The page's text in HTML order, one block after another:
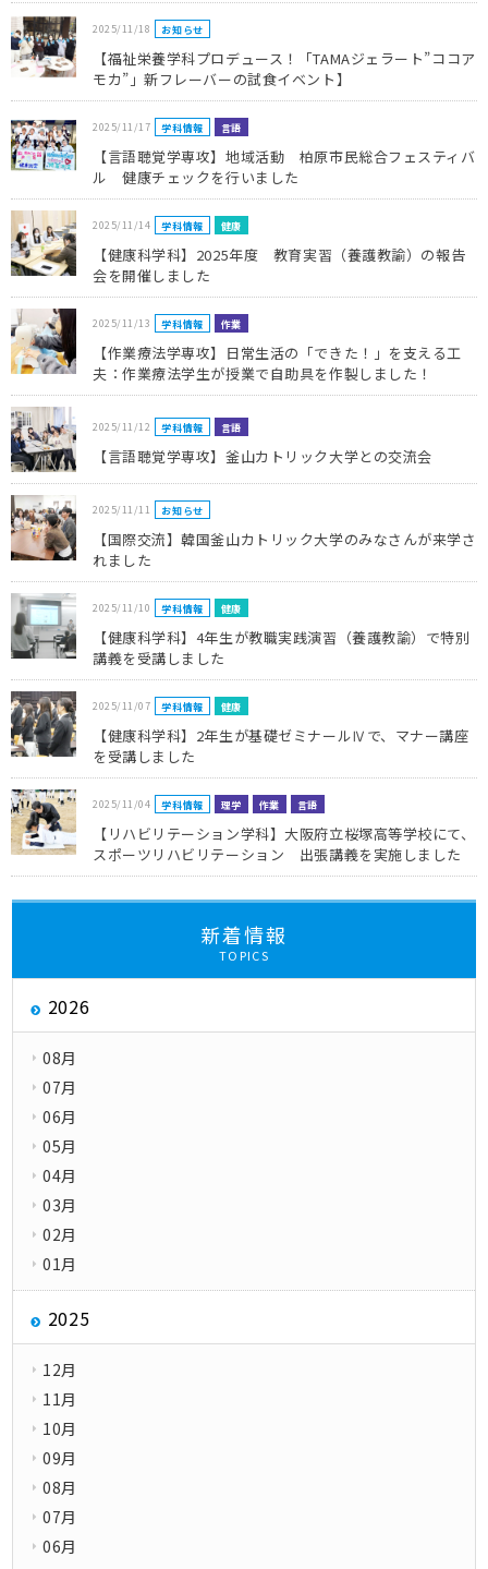
2025/11/18 お知らせ
【福祉栄養学科プロデュース！「TAMAジェラート”ココア
モカ”」新フレーバーの試食イベント】
2025/11/17 学科情報 言語
【言語聴覚学専攻】地域活動 柏原市民総合フェスティバ
ル 健康チェックを行いました
2025/11/14 学科情報 健康
【健康科学科】2025年度 教育実習（養護教諭）の報告
会を開催しました
2025/11/13 学科情報 作業
【作業療法学専攻】日常生活の「できた！」を支える工
夫：作業療法学生が授業で自助具を作製しました！
2025/11/12 学科情報 言語
【言語聴覚学専攻】釜山カトリック大学との交流会
2025/11/11 お知らせ
【国際交流】韓国釜山カトリック大学のみなさんが来学さ
れました
2025/11/10 学科情報 健康
【健康科学科】4年生が教職実践演習（養護教諭）で特別
講義を受講しました
2025/11/07 学科情報 健康
【健康科学科】2年生が基礎ゼミナールⅣで、マナー講座
を受講しました
2025/11/04 学科情報 理学 作業 言語
【リハビリテーション学科】大阪府立桜塚高等学校にて、
スポーツリハビリテーション 出張講義を実施しました
新着情報
TOPICS
2026
08月
07月
06月
05月
04月
03月
02月
01月
2025
12月
11月
10月
09月
08月
07月
06月